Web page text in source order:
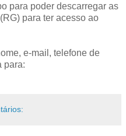
para poder descarregar as
para ter acesso ao
e-mail, telefone de
para: